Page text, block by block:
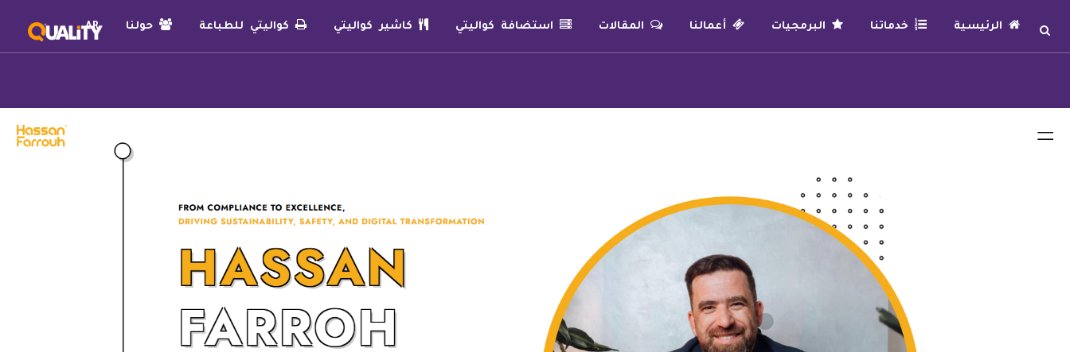
الرئيسية خدماتنا البرمجيات أعمالنا المقالات استضافة كواليتي كاشير كواليتي كواليتي للطباعة حولنا AR